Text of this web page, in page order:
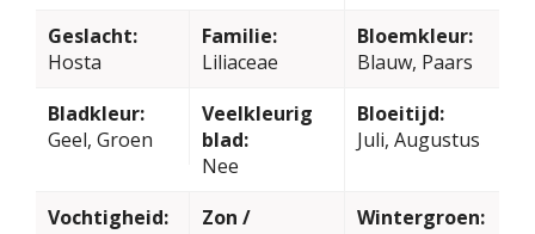
Geslacht:
Hosta
Familie:
Liliaceae
Bloemkleur:
Blauw, Paars
Bladkleur:
Geel, Groen
Veelkleurig
blad:
Nee
Bloeitijd:
Juli, Augustus
Vochtigheid:
Zon /
Wintergroen: